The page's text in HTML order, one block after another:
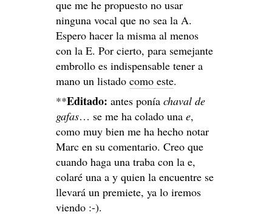
que me he propuesto no usar
ninguna vocal que no sea la A.
Espero hacer la misma al menos
con la E. Por cierto, para semejante
embrollo es indispensable tener a
mano un listado como este.
**Editado: antes ponía chaval de
gafas… se me ha colado una e,
como muy bien me ha hecho notar
Marc en su comentario. Creo que
cuando haga una traba con la e,
colaré una a y quien la encuentre se
llevará un premiete, ya lo iremos
viendo :-).